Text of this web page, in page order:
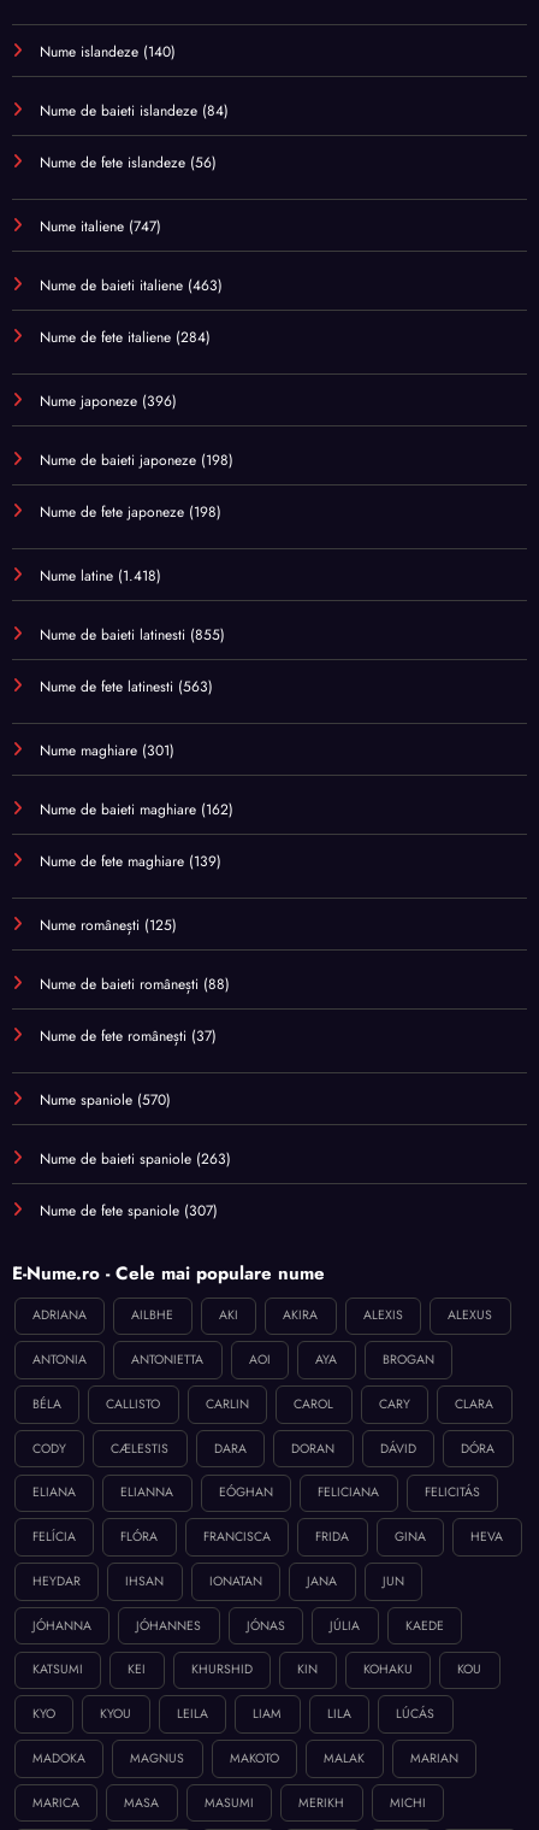
Nume islandeze (140)
Nume de baieti islandeze (84)
Nume de fete islandeze (56)
Nume italiene (747)
Nume de baieti italiene (463)
Nume de fete italiene (284)
Nume japoneze (396)
Nume de baieti japoneze (198)
Nume de fete japoneze (198)
Nume latine (1.418)
Nume de baieti latinesti (855)
Nume de fete latinesti (563)
Nume maghiare (301)
Nume de baieti maghiare (162)
Nume de fete maghiare (139)
Nume românești (125)
Nume de baieti românești (88)
Nume de fete românești (37)
Nume spaniole (570)
Nume de baieti spaniole (263)
Nume de fete spaniole (307)
E-Nume.ro - Cele mai populare nume
ADRIANA AILBHE AKI AKIRA ALEXIS ALEXUS
ANTONIA ANTONIETTA AOI AYA BROGAN
BÉLA CALLISTO CARLIN CAROL CARY CLARA
CODY CÆLESTIS DARA DORAN DÁVID DÓRA
ELIANA ELIANNA EÓGHAN FELICIANA FELICITÁS
FELÍCIA FLÓRA FRANCISCA FRIDA GINA HEVA
HEYDAR IHSAN IONATAN JANA JUN
JÓHANNA JÓHANNES JÓNAS JÚLIA KAEDE
KATSUMI KEI KHURSHID KIN KOHAKU KOU
KYO KYOU LEILA LIAM LILA LÚCÁS
MADOKA MAGNUS MAKOTO MALAK MARIAN
MARICA MASA MASUMI MERIKH MICHI